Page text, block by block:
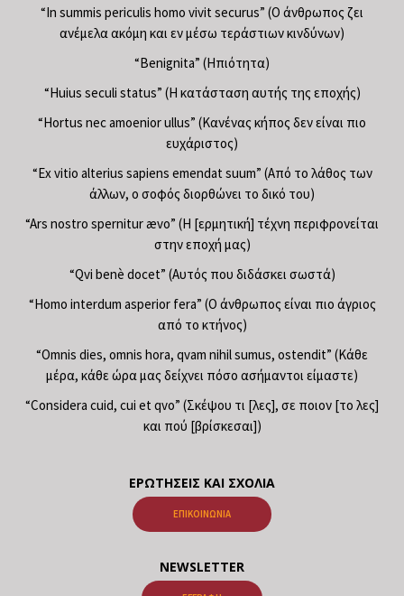
“In summis periculis homo vivit securus” (Ο άνθρωπος ζει
ανέμελα ακόμη και εν μέσω τεράστιων κινδύνων)
“Benignita” (Ηπιότητα)
“Huius seculi status” (Η κατάσταση αυτής της εποχής)
“Hortus nec amoenior ullus” (Κανένας κήπος δεν είναι πιο
ευχάριστος)
“Ex vitio alterius sapiens emendat suum” (Από το λάθος των
άλλων, ο σοφός διορθώνει το δικό του)
“Ars nostro spernitur ævo” (Η [ερμητική] τέχνη περιφρονείται
στην εποχή μας)
“Qvi benè docet” (Αυτός που διδάσκει σωστά)
“Homo interdum asperior fera” (Ο άνθρωπος είναι πιο άγριος
από το κτήνος)
“Omnis dies, omnis hora, qvam nihil sumus, ostendit” (Κάθε
μέρα, κάθε ώρα μας δείχνει πόσο ασήμαντοι είμαστε)
“Considera cuid, cui et qvo” (Σκέψου τι [λες], σε ποιον [το λες]
και πού [βρίσκεσαι])
ΕΡΩΤΉΣΕΙΣ ΚΑΙ ΣΧΌΛΙΑ
ΕΠΙΚΟΙΝΩΝΊΑ
NEWSLETTER